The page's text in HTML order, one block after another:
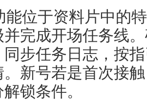
能位于资料片中的
并完成开场任务线
同步任务日志，按
新号若是首次接
锁条件。